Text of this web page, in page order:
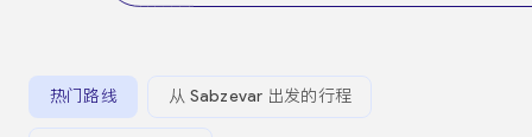
热门路线 从 Sabzevar 出发的行程